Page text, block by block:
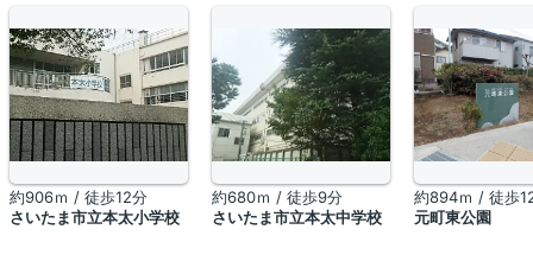
約906ｍ / 徒歩12分
さいたま市立本太小学校
約680ｍ / 徒歩9分
さいたま市立本太中学校
約894ｍ / 徒歩
元町東公園